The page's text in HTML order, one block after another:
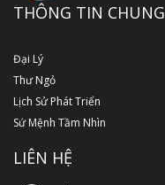
THÔNG TIN CHUNG
Đại Lý
Thư Ngỏ
Lịch Sử Phát Triển
Sứ Mệnh Tầm Nhìn
LIÊN HỆ